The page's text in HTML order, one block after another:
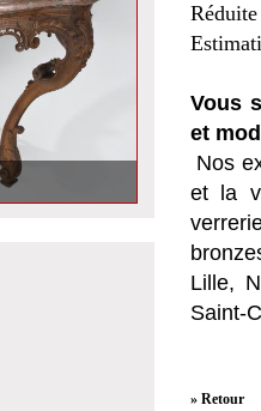
Vous
et
Nos
et la
Lille,
Saint-
» Retour